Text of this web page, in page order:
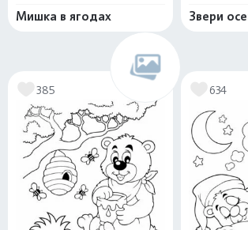
Мишка в ягодах Звери
385 634